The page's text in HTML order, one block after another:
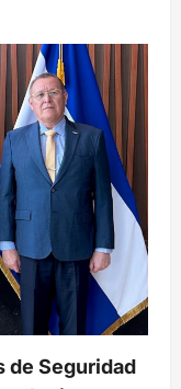
de Seguridad